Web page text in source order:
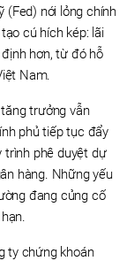
(Fed) nới lỏng chính
cú hích kép: lãi
hơn, từ đó hỗ
Nam.
trưởng vẫn
phủ tiếp tục đẩy
trình phê duyệt dự
hàng. Những yếu
đang củng cố
ty chứng khoán